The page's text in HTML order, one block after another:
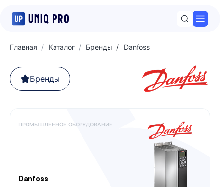
Главная Каталог Бренды Danfoss
Бренды
ПРОМЫШЛЕННОЕ ОБОРУДОВАНИЕ
Danfoss